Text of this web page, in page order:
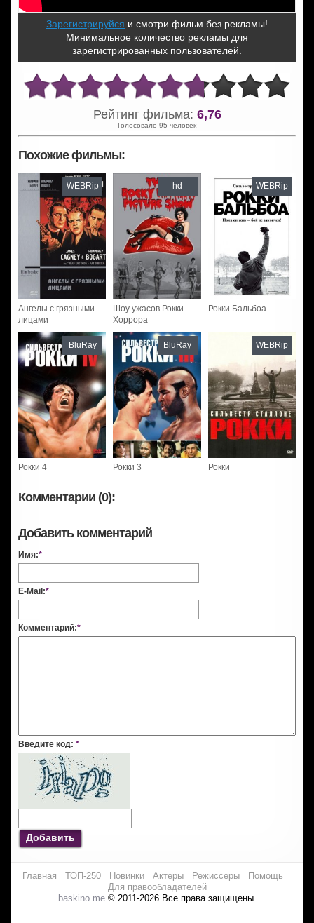
Зарегистрируйся и смотри фильм без рекламы!
Минимальное количество рекламы для
зарегистрированных пользователей.
Рейтинг фильма: 6,76
Голосовало 95 человек
Похожие фильмы:
Ангелы с грязными
лицами
WEBRip
Шоу ужасов Рокки
Хоррора
hd
Рокки Бальбоа
WEBRip
Рокки 4
BluRay
Рокки 3
BluRay
Рокки
WEBRip
Комментарии (0):
Добавить комментарий
Имя:*
E-Mail:*
Комментарий:*
Введите код: *
Добавить
Главная ТОП-250 Новинки Актеры Режиссеры
Помощь
Для правообладателей
baskino.me© 2011-2026 Все права защищены.